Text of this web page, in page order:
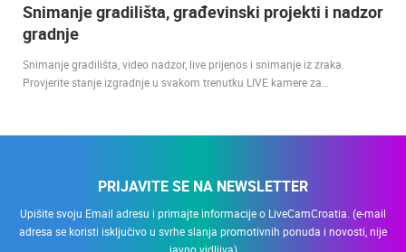
Snimanje gradilišta, građevinski projekti i nadzor
gradnje
Snimanje gradilišta, video nadzor, live prijenos i snimanje iz zraka.
Provjerite stanje izgradnje u svakom trenutku LIVE kamere za…
PRIJAVITE SE NA NEWSLETTER
Upišite svoju Email adresu i primajte informacije o LiveCamCroatia. (e-mail
adresa se koristi isključivo u svrhe slanja promotivnih ponuda i novosti, nije